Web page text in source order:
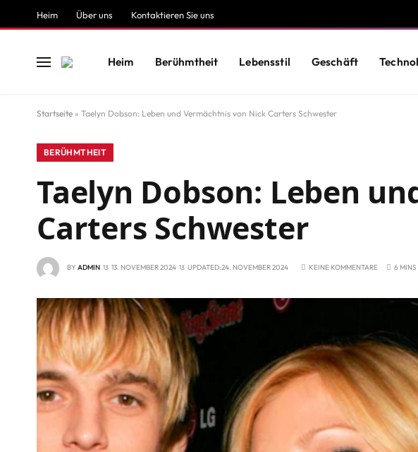
Heim Über uns Kontaktieren Sie uns
Heim Berühmtheit Lebensstil Geschäft
Startseite » Taelyn Dobson: Leben und Vermächtnis von Nick Carters Schwester
BERÜHMTHEIT
Taelyn Dobson: Leben
Carters Schwester
BY ADMIN 13. NOVEMBER 2024 UPDATED:24. NOVEMBER 2024 KEINE KOMMENTARE 6 MINS